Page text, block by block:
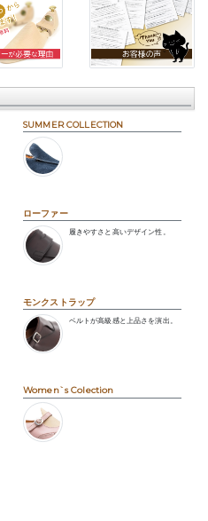
SUMMER COLLECTION
ローファー
履きやすさと高いデザイン性。
モンクストラップ
ベルトが高級感と上品さを演出。
Women`s Colection